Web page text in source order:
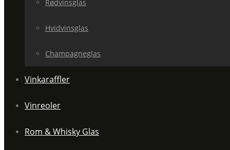
Rødvinsglas
Hvidvinsglas
Champagneglas
Vinkaraffler
Vinreoler
Rom & Whisky Glas